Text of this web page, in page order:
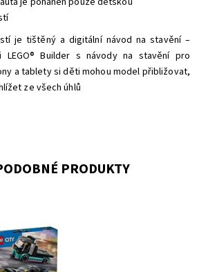
je tištěný a digitální návod na stavění –
LEGO® Builder s návody na stavění pro
a tablety si děti mohou model přibližovat,
ze všech úhlů
PRODUKTY
aut a kamiónů si s touto stavebnicí
zábavy.